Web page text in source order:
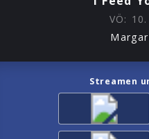
VÖ:
Streamen